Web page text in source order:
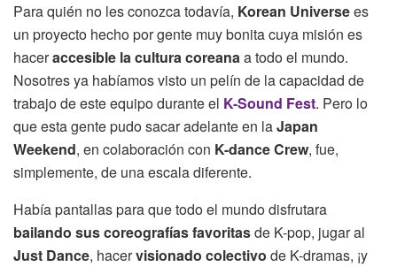
Para quién no les conozca todavía, Korean Universees
un proyecto hecho por gente muy bonita cuya misión es
haceraccesible la cultura coreanaa todo el mundo.
Nosotres ya habíamos visto un pelín de la capacidad de
trabajo de este equipo durante el K-Sound Fest. Pero lo
que esta gente pudo sacar adelante en laJapan
Weekend, en colaboración con K-dance Crew, fue,
simplemente, de una escala diferente.
Había pantallas para que todo el mundo disfrutara
bailando sus coreografías favoritasde K-pop, jugar al
Just Dance, hacervisionado colectivo de K-dramas, ¡y